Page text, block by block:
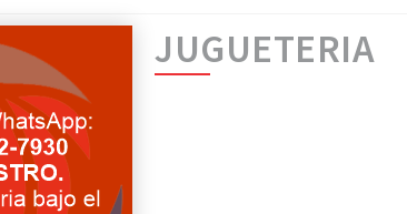
JUGUETERIA